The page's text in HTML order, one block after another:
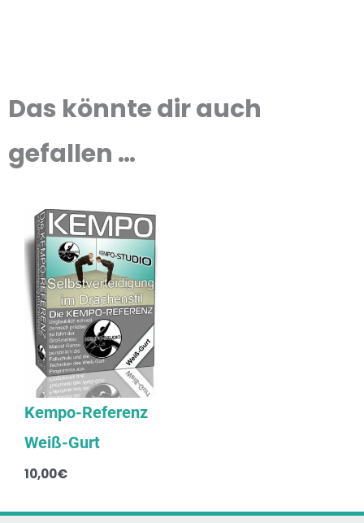
Das könnte dir auch
gefallen …
Kempo-Referenz
Weiß-Gurt
10,00€